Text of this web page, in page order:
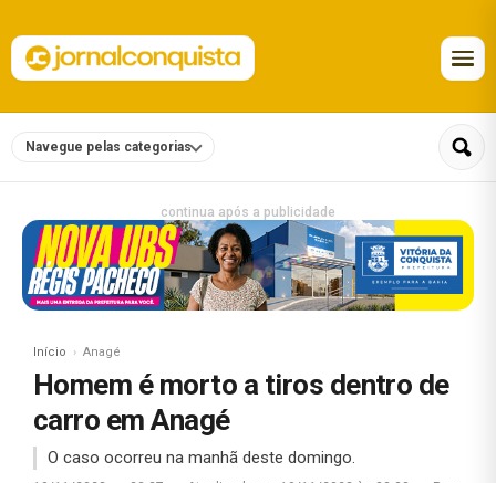
Navegue pelas categorias
continua após a publicidade
Início Anagé
Homem é morto a tiros dentro de
carro em Anagé
O caso ocorreu na manhã deste domingo.